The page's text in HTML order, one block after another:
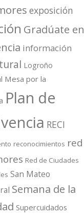
exposición
Gradúate en
información
Logroño
Mesa por la
Plan de
RECI
reconocimientos red
Red de Ciudades
San Mateo
Semana de la
Supercuidados